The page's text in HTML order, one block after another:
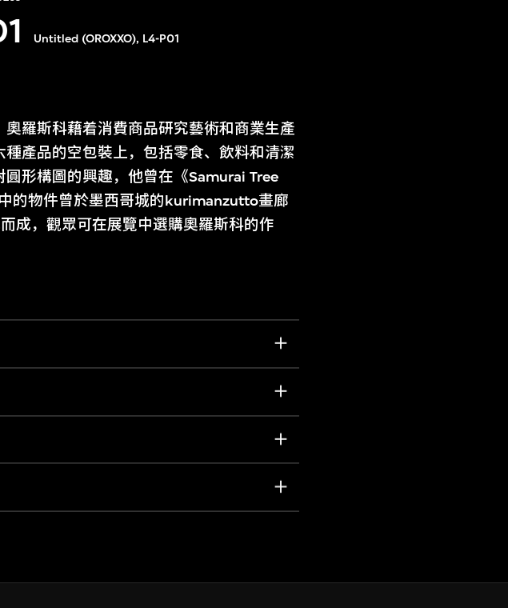
Untitled (OROXXO), L4-P01
羅斯科藉着消費商品研究藝術和商業生產
產品的空包裝上，包括零食、飲料和清潔
形構圖的興趣，他曾在《Samurai Tree
的物件曾於墨西哥城的kurimanzutto畫廊
成，觀眾可在展覽中選購奧羅斯科的作